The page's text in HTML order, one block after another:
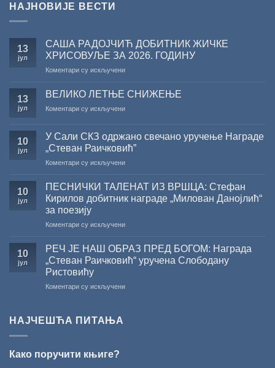
НАЈНОВИЈЕ ВЕСТИ
13
јул
САША РАДОЈЧИЋ ДОБИТНИК ЖИЧКЕ
ХРИСОВУЉЕ ЗА 2026. ГОДИНУ
Коментари су искљученина
РАДОЈЧИЋ
ЖИЧКЕ
ГОДИНУ
13
јул
ВЕЛИКО ЛЕТЊЕ СНИЖЕЊЕ
Коментари су искљученина
СНИЖЕЊЕ
10
јул
У Сали СКЗ одржано свечано уручење Награде
„Стеван Раичковић”
Коментари су искљученина
Сали
одржано
уручење
„Стеван
Раичковић”
10
јул
ПЕСНИЧКИ ТАЛЕНАТ ИЗ ВРШЦА: Стефан
Кирилов добитник награде „Милован Данојлић“
за поезију
Коментари су искљученина
ТАЛЕНАТ
ИЗ
ВРШЦА:
Кирилов
10
јул
РЕЧ ЈЕ НАШ ОБРАЗ ПРЕД БОГОМ: Награда
„Стеван Раичковић“ уручена Слободану
Ристовићу
Коментари су искљученина
НАЈЧЕШЋА ПИТАЊА
Како поручити књиге?